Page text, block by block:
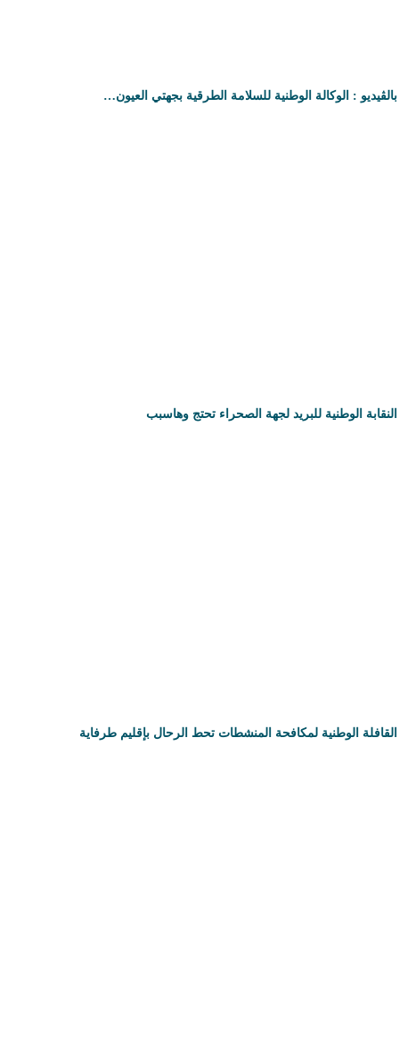
بالڤيديو : الوكالة الوطنية للسلامة الطرقية بجهتي العيون…
النقابة الوطنية للبريد لجهة الصحراء تحتج وهاسبب
القافلة الوطنية لمكافحة المنشطات تحط الرحال بإقليم طرفاية